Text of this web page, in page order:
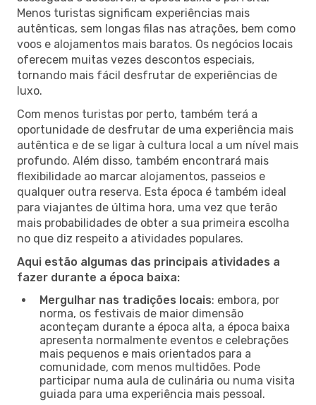
Menos turistas significam experiências mais
autênticas, sem longas filas nas atrações, bem como
voos e alojamentos mais baratos. Os negócios locais
oferecem muitas vezes descontos especiais,
tornando mais fácil desfrutar de experiências de
luxo.
Com menos turistas por perto, também terá a
oportunidade de desfrutar de uma experiência mais
autêntica e de se ligar à cultura local a um nível mais
profundo. Além disso, também encontrará mais
flexibilidade ao marcar alojamentos, passeios e
qualquer outra reserva. Esta época é também ideal
para viajantes de última hora, uma vez que terão
mais probabilidades de obter a sua primeira escolha
no que diz respeito a atividades populares.
Aqui estão algumas das principais atividades a
fazer durante a época baixa:
Mergulhar nas tradições locais: embora, por
norma, os festivais de maior dimensão
aconteçam durante a época alta, a época baixa
apresenta normalmente eventos e celebrações
mais pequenos e mais orientados para a
comunidade, com menos multidões. Pode
participar numa aula de culinária ou numa visita
guiada para uma experiência mais pessoal.